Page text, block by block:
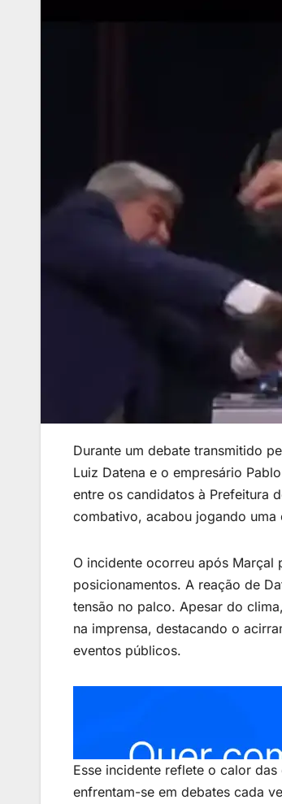
Durante um debate transmitido
Luiz Datena e o empresário
entre os candidatos à Prefeitura
combativo, acabou jogando
O incidente ocorreu após Marçal
posicionamentos. A reação de
tensão no palco. Apesar do
na imprensa, destacando o
eventos públicos.
Esse incidente reflete o calor
enfrentam-se em debates cada